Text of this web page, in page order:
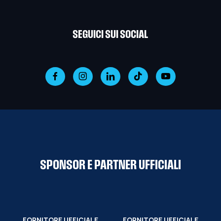
SEGUICI SUI SOCIAL
SPONSOR E PARTNER UFFICIALI